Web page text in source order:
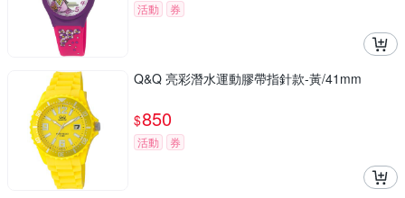
活動 券
Q&Q 亮彩潛水運動膠帶指針款-黃/41mm
$850
活動 券